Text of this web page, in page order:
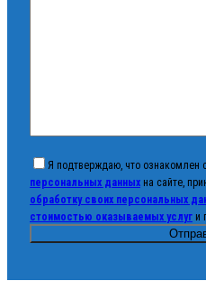
Я подтверждаю, что ознакомлен
персональных данных на сайте,
обработку своих персональных
стоимостью оказываемых услуг и